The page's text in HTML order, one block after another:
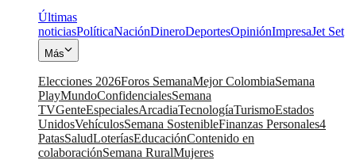
Últimas
noticiasPolíticaNaciónDineroDeportesOpiniónImpresaJet Set
Más
Elecciones 2026Foros SemanaMejor ColombiaSemana
PlayMundoConfidencialesSemana
TVGenteEspecialesArcadiaTecnologíaTurismoEstados
UnidosVehículosSemana SostenibleFinanzas Personales4
PatasSaludLoteríasEducaciónContenido en
colaboraciónSemana RuralMujeres